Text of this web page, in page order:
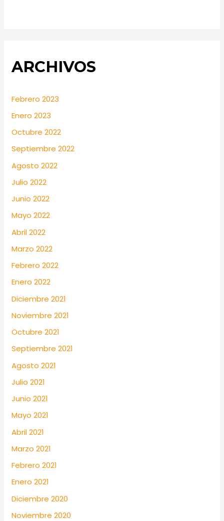
ARCHIVOS
Febrero 2023
Enero 2023
Octubre 2022
Septiembre 2022
Agosto 2022
Julio 2022
Junio 2022
Mayo 2022
Abril 2022
Marzo 2022
Febrero 2022
Enero 2022
Diciembre 2021
Noviembre 2021
Octubre 2021
Septiembre 2021
Agosto 2021
Julio 2021
Junio 2021
Mayo 2021
Abril 2021
Marzo 2021
Febrero 2021
Enero 2021
Diciembre 2020
Noviembre 2020